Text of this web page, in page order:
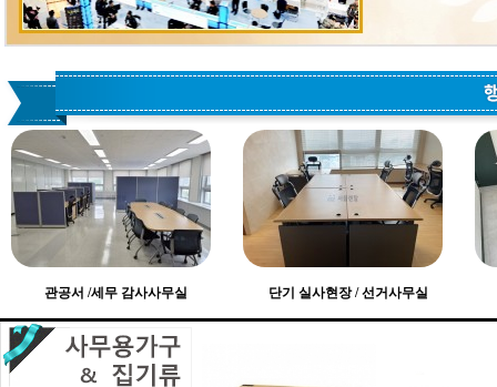
관공서 /세무 감사사무실 단기 실사현장 / 선거사무실